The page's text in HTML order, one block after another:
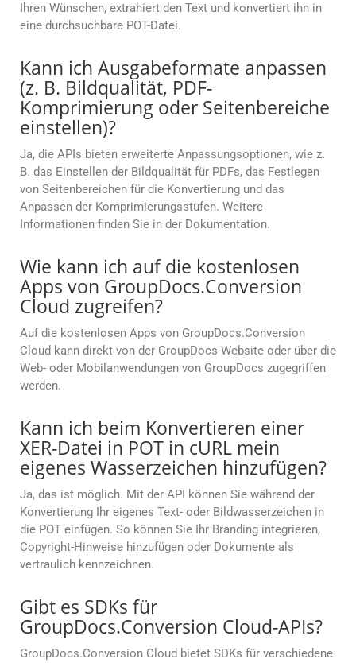
Ihren Wünschen, extrahiert den Text und konvertiert ihn in
eine durchsuchbare POT-Datei.
Kann ich Ausgabeformate anpassen
(z. B. Bildqualität, PDF-
Komprimierung oder Seitenbereiche
einstellen)?
Ja, die APIs bieten erweiterte Anpassungsoptionen, wie z.
B. das Einstellen der Bildqualität für PDFs, das Festlegen
von Seitenbereichen für die Konvertierung und das
Anpassen der Komprimierungsstufen. Weitere
Informationen finden Sie in der Dokumentation.
Wie kann ich auf die kostenlosen
Apps von GroupDocs.Conversion
Cloud zugreifen?
Auf die kostenlosen Apps von GroupDocs.Conversion
Cloud kann direkt von der GroupDocs-Website oder über die
Web- oder Mobilanwendungen von GroupDocs zugegriffen
werden.
Kann ich beim Konvertieren einer
XER-Datei in POT in cURL mein
eigenes Wasserzeichen hinzufügen?
Ja, das ist möglich. Mit der API können Sie während der
Konvertierung Ihr eigenes Text- oder Bildwasserzeichen in
die POT einfügen. So können Sie Ihr Branding integrieren,
Copyright-Hinweise hinzufügen oder Dokumente als
vertraulich kennzeichnen.
Gibt es SDKs für
GroupDocs.Conversion Cloud-APIs?
GroupDocs.Conversion Cloud bietet SDKs für verschiedene